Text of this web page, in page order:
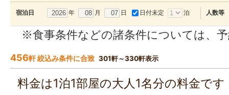
宿泊日 年 月 日 日付未定 泊 人数等
※食事条件などの諸条件については、
456軒 絞込み条件に合致 301軒～330軒表示
料金は1泊1部屋の大人1名分の料金で